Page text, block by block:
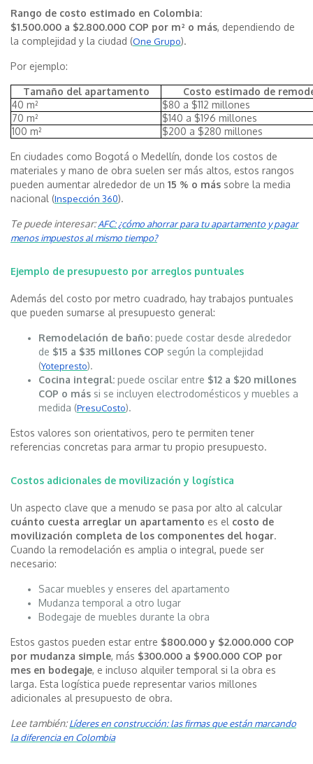
Rango de costo estimado en Colombia:
$1.500.000 a $2.800.000 COP por m² o más, dependiendo de
la complejidad y la ciudad (One Grupo).
Por ejemplo:
Tamaño del apartamento
Costo estimado de
40 m²
$80 a $112 millones
70 m²
$140 a $196 millones
100 m²
$200 a $280 millones
En ciudades como Bogotá o Medellín, donde los costos de
materiales y mano de obra suelen ser más altos, estos rangos
pueden aumentar alrededor de un 15 % o más sobre la media
nacional (Inspección 360).
Te puede interesar:AFC: ¿cómo ahorrar para tu apartamento y pagar
menos impuestos al mismo tiempo?
Ejemplo de presupuesto por arreglos puntuales
Además del costo por metro cuadrado, hay trabajos puntuales
que pueden sumarse al presupuesto general:
Remodelación de baño: puede costar desde alrededor
de $15 a $35 millones COP según la complejidad
(Yotepresto).
Cocina integral: puede oscilar entre $12 a $20 millones
COP o más si se incluyen electrodomésticos y muebles a
medida (PresuCosto).
Estos valores son orientativos, pero te permiten tener
referencias concretas para armar tu propio presupuesto.
Costos adicionales de movilización y logística
Un aspecto clave que a menudo se pasa por alto al calcular
cuánto cuesta arreglar un apartamento es el costo de
movilización completa de los componentes del hogar.
Cuando la remodelación es amplia o integral, puede ser
necesario:
Sacar muebles y enseres del apartamento
Mudanza temporal a otro lugar
Bodegaje de muebles durante la obra
Estos gastos pueden estar entre $800.000 y $2.000.000 COP
por mudanza simple, más $300.000 a $900.000 COP por
mes en bodegaje, e incluso alquiler temporal si la obra es
larga. Esta logística puede representar varios millones
adicionales al presupuesto de obra.
Lee también:Líderes en construcción: las firmas que están marcando
la diferencia en Colombia